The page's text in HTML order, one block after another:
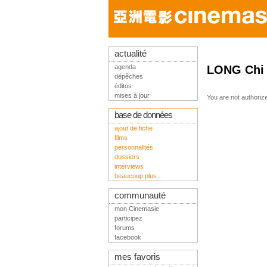
LONG Chi
You are not
actualité
agenda
dépêches
éditos
mises à jour
base de données
ajout de fiche
films
personnalités
dossiers
interviews
beaucoup plus...
communauté
mon Cinemasie
participez
forums
facebook
mes favoris